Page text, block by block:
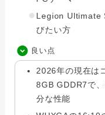
Legion Ultimate
びたい方
良い点
2026年の現在は
8GB GDDR7で
分な性能